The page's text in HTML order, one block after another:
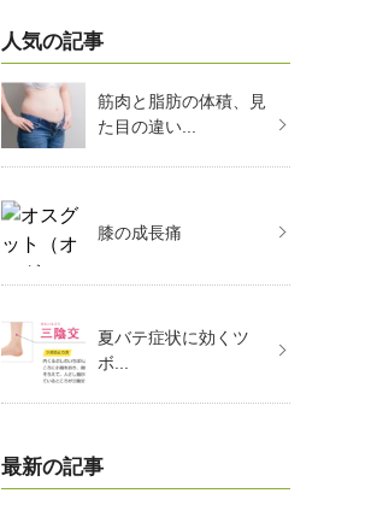
人気の記事
筋肉と脂肪の体積、見
た目の違い...
膝の成長痛
夏バテ症状に効くツ
ボ...
最新の記事